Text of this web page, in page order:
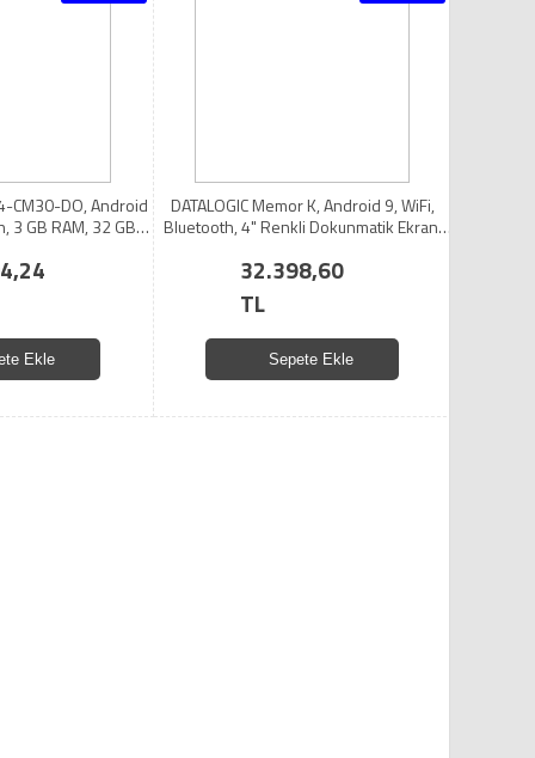
CM30-DO, Android
3 GB RAM, 32 GB
El Terminali
Ekle
DATALOGIC Memor K, Android 9, WiFi,
Bluetooth, 4" Renkli Dokunmatik Ekran,
Terminali (Kılıf var)
32.398,60
TL
Sepete Ekle